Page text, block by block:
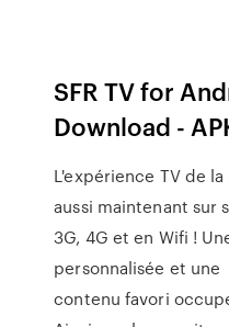
SFR TV for
Download -
L'expérience TV de
aussi maintenant sur
3G, 4G et en Wifi !
personnalisée et
contenu favori